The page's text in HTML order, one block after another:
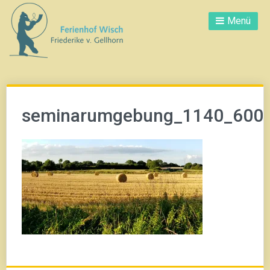
Direkt
zum
Inhalt
Menü
seminarumgebung_1140_600